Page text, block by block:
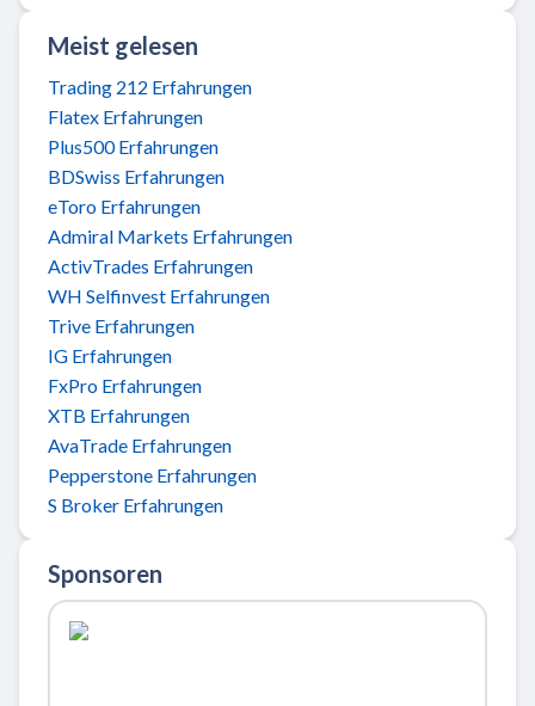
Meist gelesen
Trading 212 Erfahrungen
Flatex Erfahrungen
Plus500 Erfahrungen
BDSwiss Erfahrungen
eToro Erfahrungen
Admiral Markets Erfahrungen
ActivTrades Erfahrungen
WH Selfinvest Erfahrungen
Trive Erfahrungen
IG Erfahrungen
FxPro Erfahrungen
XTB Erfahrungen
AvaTrade Erfahrungen
Pepperstone Erfahrungen
S Broker Erfahrungen
Sponsoren